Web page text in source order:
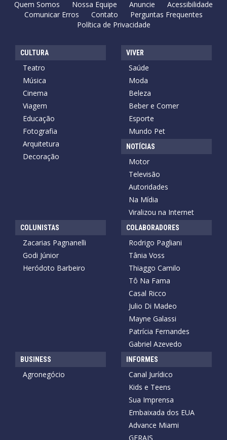
Quem Somos Nossa Equipe Anuncie
Acessibilidade
Comunicar Erros
Contato
Perguntas Frequentes
Política de Privacidade
CULTURA
Teatro
Música
Cinema
Viagem
Educação
Fotografia
Arquitetura
Decoração
VIVER
Saúde
Moda
Beleza
Beber e Comer
Esporte
Mundo Pet
NOTÍCIAS
Motor
Televisão
Autoridades
Na Mídia
Viralizou na Internet
COLUNISTAS
Zacarias Pagnanelli
Godi Júnior
Heródoto Barbeiro
COLABORADORES
Rodrigo Pagliani
Tânia Voss
Thiaggo Camilo
Tô Na Fama
Casal Ricco
Julio Di Madeo
Mayne Galassi
Patrícia Fernandes
Gabriel Azevedo
BUSINESS
Agronegócio
INFORMES
Canal Jurídico
Kids e Teens
Sua Imprensa
Embaixada dos EUA
Advance Miami
GERAIS